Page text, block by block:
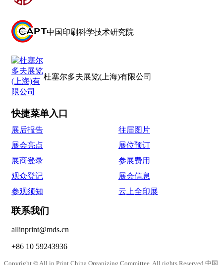
中国印刷科学技术研究院
杜塞尔多夫展览(上海)有限公司
快捷菜单入口
展后报告
往届图片
展会亮点
展位预订
展商登录
参展费用
观众登记
展会信息
参观须知
云上全印展
联系我们
allinprint@mds.cn
+86 10 59243936
Copyright © All in Print China Organizing Committee. All rights Reserved 中国